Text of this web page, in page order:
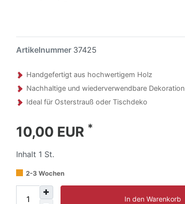
Artikelnummer 37425
Handgefertigt aus hochwertigem Holz
Nachhaltige und wiederverwendbare Dekoration
Ideal für Osterstrauß oder Tischdeko
10,00 EUR *
Inhalt 1 St.
2-3 Wochen
In den Warenkorb